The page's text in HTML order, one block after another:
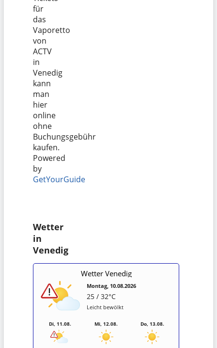
für
das
Vaporetto
von
ACTV
in
Venedig
kann
man
hier
online
ohne
Buchungsgebühr
kaufen.
Powered
by
GetYourGuide
Wetter
in
Venedig
Wetter Venedig
Montag, 10.08.2026
25 / 32°C
Leicht bewölkt
Di, 11.08. Mi, 12.08. Do, 13.08.